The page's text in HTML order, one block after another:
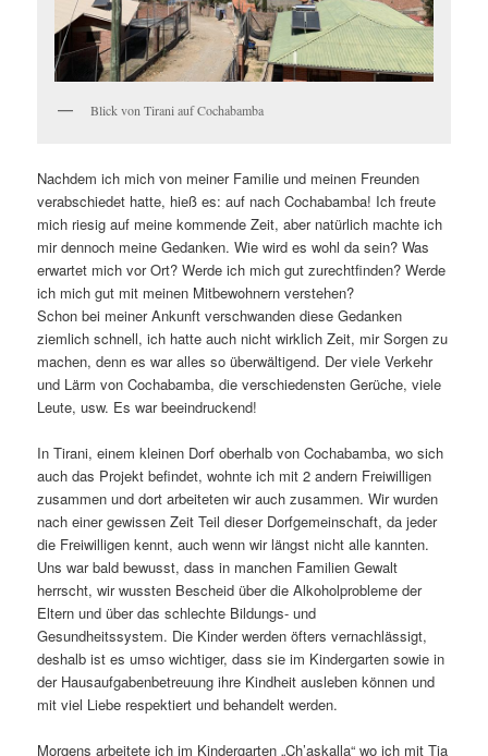
Blick von Tirani auf Cochabamba
Nachdem ich mich von meiner Familie und meinen Freunden
verabschiedet hatte, hieß es: auf nach Cochabamba! Ich freute
mich riesig auf meine kommende Zeit, aber natürlich machte ich
mir dennoch meine Gedanken. Wie wird es wohl da sein? Was
erwartet mich vor Ort? Werde ich mich gut zurechtfinden? Werde
ich mich gut mit meinen Mitbewohnern verstehen?
Schon bei meiner Ankunft verschwanden diese Gedanken
ziemlich schnell, ich hatte auch nicht wirklich Zeit, mir Sorgen zu
machen, denn es war alles so überwältigend. Der viele Verkehr
und Lärm von Cochabamba, die verschiedensten Gerüche, viele
Leute, usw. Es war beeindruckend!
In Tirani, einem kleinen Dorf oberhalb von Cochabamba, wo sich
auch das Projekt befindet, wohnte ich mit 2 andern Freiwilligen
zusammen und dort arbeiteten wir auch zusammen. Wir wurden
nach einer gewissen Zeit Teil dieser Dorfgemeinschaft, da jeder
die Freiwilligen kennt, auch wenn wir längst nicht alle kannten.
Uns war bald bewusst, dass in manchen Familien Gewalt
herrscht, wir wussten Bescheid über die Alkoholprobleme der
Eltern und über das schlechte Bildungs- und
Gesundheitssystem. Die Kinder werden öfters vernachlässigt,
deshalb ist es umso wichtiger, dass sie im Kindergarten sowie in
der Hausaufgabenbetreuung ihre Kindheit ausleben können und
mit viel Liebe respektiert und behandelt werden.
Morgens arbeitete ich im Kindergarten „Ch’askalla“ wo ich mit Tia